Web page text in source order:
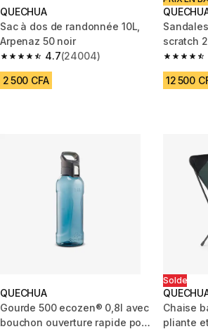
QUECHUA
Sac à dos de randonnée 10L,
Arpenaz 50 noir
4.7
4.7 out of 5 stars from 24004 reviews
(24004)
2 500 CFA
scratch
vert
4.7 out
12 500
QUECHUA
Gourde 500 ecozen® 0,8l avec
bouchon ouverture rapide pour
Solde
Chaise
pliante